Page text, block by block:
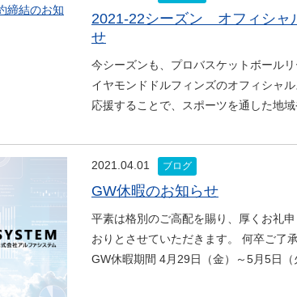
2021-22シーズン オフィシャ
せ
今シーズンも、プロバスケットボール
イヤモンドドルフィンズのオフィシャ
応援することで、スポーツを通した地
2021.04.01 ブログ
GW休暇のお知らせ
平素は格別のご高配を賜り、厚くお礼
おりとさせていただきます。 何卒ご了
GW休暇期間 4月29日（金）～5月5日（